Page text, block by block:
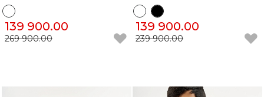
139 900.00
269 900.00
139 900.00
239 900.00